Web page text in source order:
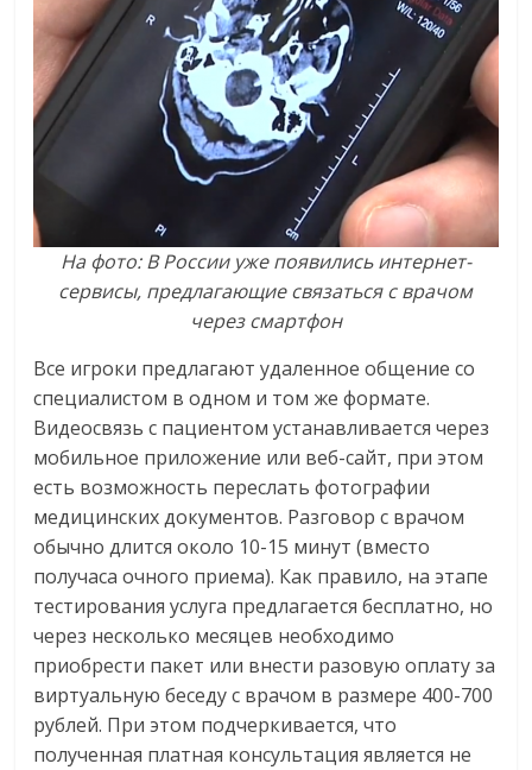
На фото: В России уже появились интернет-
сервисы, предлагающие связаться с врачом
через смартфон
Все игроки предлагают удаленное общение со
специалистом в одном и том же формате.
Видеосвязь с пациентом устанавливается через
мобильное приложение или веб-сайт, при этом
есть возможность переслать фотографии
медицинских документов. Разговор с врачом
обычно длится около 10-15 минут (вместо
получаса очного приема). Как правило, на этапе
тестирования услуга предлагается бесплатно, но
через несколько месяцев необходимо
приобрести пакет или внести разовую оплату за
виртуальную беседу с врачом в размере 400-700
рублей. При этом подчеркивается, что
полученная платная консультация является не